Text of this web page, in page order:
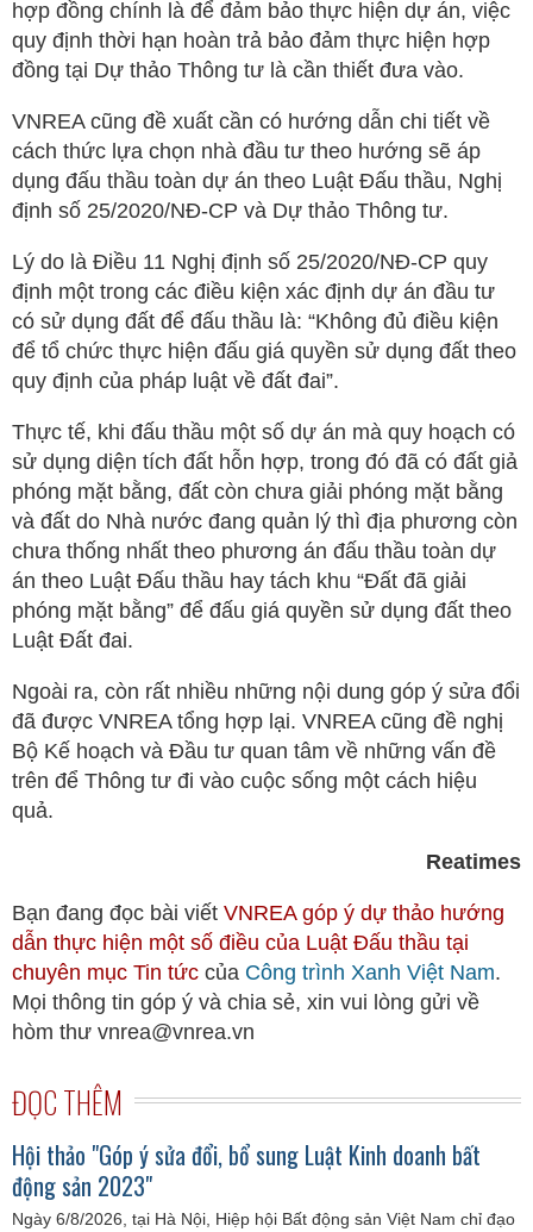
hợp đồng chính là để đảm bảo thực hiện dự án, việc
quy định thời hạn hoàn trả bảo đảm thực hiện hợp
đồng tại Dự thảo Thông tư là cần thiết đưa vào.
VNREA cũng đề xuất cần có hướng dẫn chi tiết về
cách thức lựa chọn nhà đầu tư theo hướng sẽ áp
dụng đấu thầu toàn dự án theo Luật Đấu thầu, Nghị
định số 25/2020/NĐ-CP và Dự thảo Thông tư.
Lý do là Điều 11 Nghị định số 25/2020/NĐ-CP quy
định một trong các điều kiện xác định dự án đầu tư
có sử dụng đất để đấu thầu là: “Không đủ điều kiện
để tổ chức thực hiện đấu giá quyền sử dụng đất theo
quy định của pháp luật về đất đai”.
Thực tế, khi đấu thầu một số dự án mà quy hoạch có
sử dụng diện tích đất hỗn hợp, trong đó đã có đất giả
phóng mặt bằng, đất còn chưa giải phóng mặt bằng
và đất do Nhà nước đang quản lý thì địa phương còn
chưa thống nhất theo phương án đấu thầu toàn dự
án theo Luật Đấu thầu hay tách khu “Đất đã giải
phóng mặt bằng” để đấu giá quyền sử dụng đất theo
Luật Đất đai.
Ngoài ra, còn rất nhiều những nội dung góp ý sửa đổi
đã được VNREA tổng hợp lại. VNREA cũng đề nghị
Bộ Kế hoạch và Đầu tư quan tâm về những vấn đề
trên để Thông tư đi vào cuộc sống một cách hiệu
quả.
Reatimes
Bạn đang đọc bài viết VNREA góp ý dự thảo hướng
dẫn thực hiện một số điều của Luật Đấu thầu tại
chuyên mục Tin tức của Công trình Xanh Việt Nam.
Mọi thông tin góp ý và chia sẻ, xin vui lòng gửi về
hòm thư vnrea@vnrea.vn
ĐỌC THÊM
Hội thảo "Góp ý sửa đổi, bổ sung Luật Kinh doanh bất
động sản 2023"
Ngày 6/8/2026, tại Hà Nội, Hiệp hội Bất động sản Việt Nam chỉ đạo